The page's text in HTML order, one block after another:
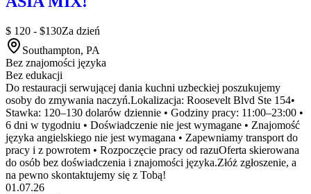
$ 120 - $130Za dzień
Southampton, PA
Bez znajomości języka
Bez edukacji
Do restauracji serwującej dania kuchni uzbeckiej poszukujemy
osoby do zmywania naczyń.Lokalizacja: Roosevelt Blvd Ste 154•
Stawka: 120–130 dolarów dziennie • Godziny pracy: 11:00–23:00 •
6 dni w tygodniu • Doświadczenie nie jest wymagane • Znajomość
języka angielskiego nie jest wymagana • Zapewniamy transport do
pracy i z powrotem • Rozpoczęcie pracy od razuOferta skierowana
do osób bez doświadczenia i znajomości języka.Złóż zgłoszenie, a
na pewno skontaktujemy się z Tobą!
01.07.26